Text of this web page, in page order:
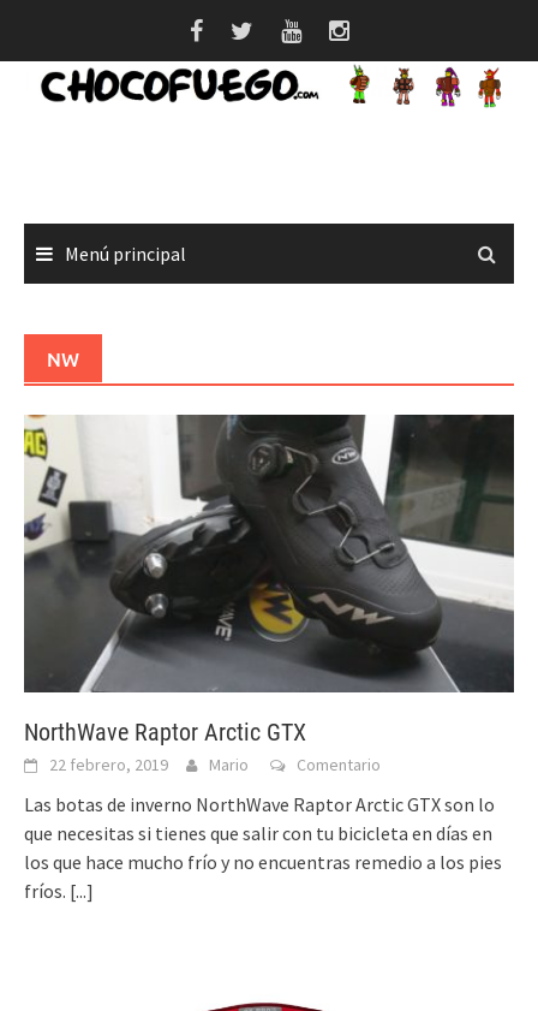
contenido
Menú principal
NW
NorthWave Raptor Arctic GTX
22 febrero, 2019 Mario Comentario
Las botas de inverno NorthWave Raptor Arctic GTX son lo
que necesitas si tienes que salir con tu bicicleta en días en
los que hace mucho frío y no encuentras remedio a los pies
fríos. [...]